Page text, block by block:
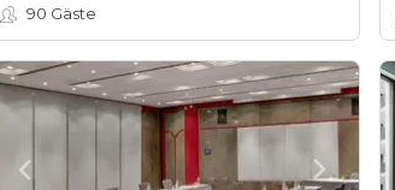
90 Gäste